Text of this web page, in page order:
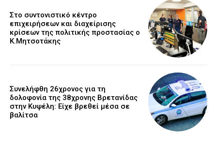
Στο συντονιστικό κέντρο
επιχειρήσεων και διαχείρισης
κρίσεων της πολιτικής προστασίας ο
Κ.Μητσοτάκης
Συνελήφθη 26χρονος για τη
δολοφονία της 38χρονης Βρετανίδας
στην Κυψέλη: Είχε βρεθεί μέσα σε
βαλίτσα